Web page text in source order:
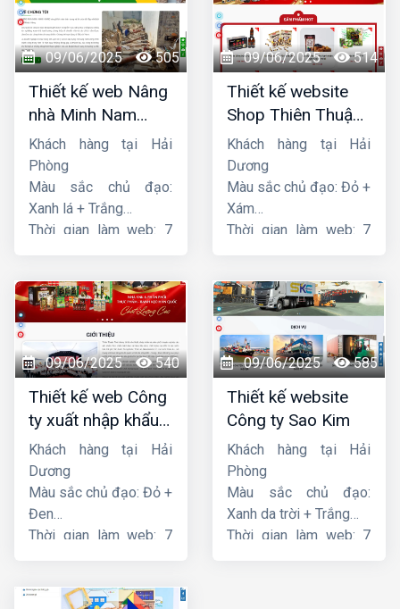
09/06/2025 505
Thiết kế web Nâng
nhà Minh Nam
Hoàng
Khách hàng tại Hải
Phòng
Màu sắc chủ đạo:
Xanh lá + Trắng
Thời gian làm web: 7
09/06/2025 514
Thiết kế website
Shop Thiên Thuận
Phát
Khách hàng tại Hải
Dương
Màu sắc chủ đạo: Đỏ +
Xám
Thời gian làm web: 7
09/06/2025 540
Thiết kế web Công
ty xuất nhập khẩu
Thiên Thuận Phát
Khách hàng tại Hải
Dương
Màu sắc chủ đạo: Đỏ +
Đen
Thời gian làm web: 7
09/06/2025 585
Thiết kế website
Công ty Sao Kim
Khách hàng tại Hải
Phòng
Màu sắc chủ đạo:
Xanh da trời + Trắng
Thời gian làm web: 7